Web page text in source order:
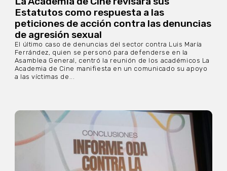
Estatutos como respuesta a las
peticiones de acción contra las denuncias
de agresión sexual
El último caso de denuncias del sector contra Luis María
Ferrández, quien se personó para defenderse en la
Asamblea General, centró la reunión de los académicos La
Academia de Cine manifiesta en un comunicado su apoyo
a las víctimas de...